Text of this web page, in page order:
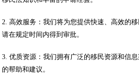
2. 高效服务：我们将为您提供快速、高效的
请在规定时间内得到审批。
3. 优质资源：我们拥有广泛的移民资源和信
的帮助和建议。